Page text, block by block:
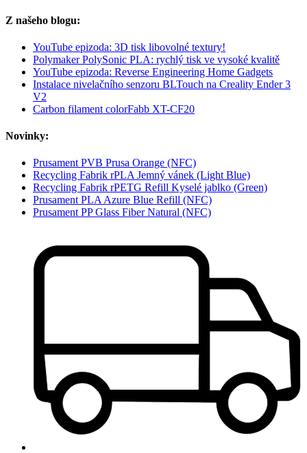
Z našeho blogu:
YouTube epizoda: 3D tisk libovolné textury!
Polymaker PolySonic PLA: rychlý tisk ve vysoké kvalitě
YouTube epizoda: Reverse Engineering Home Gadgets
Instalace nivelačního senzoru BLTouch na Creality Ender 3
V2
Carbon filament colorFabb XT-CF20
Novinky:
Prusament PVB Prusa Orange (NFC)
Recycling Fabrik rPLA Jemný vánek (Light Blue)
Recycling Fabrik rPETG Refill Kyselé jablko (Green)
Prusament PLA Azure Blue Refill (NFC)
Prusament PP Glass Fiber Natural (NFC)